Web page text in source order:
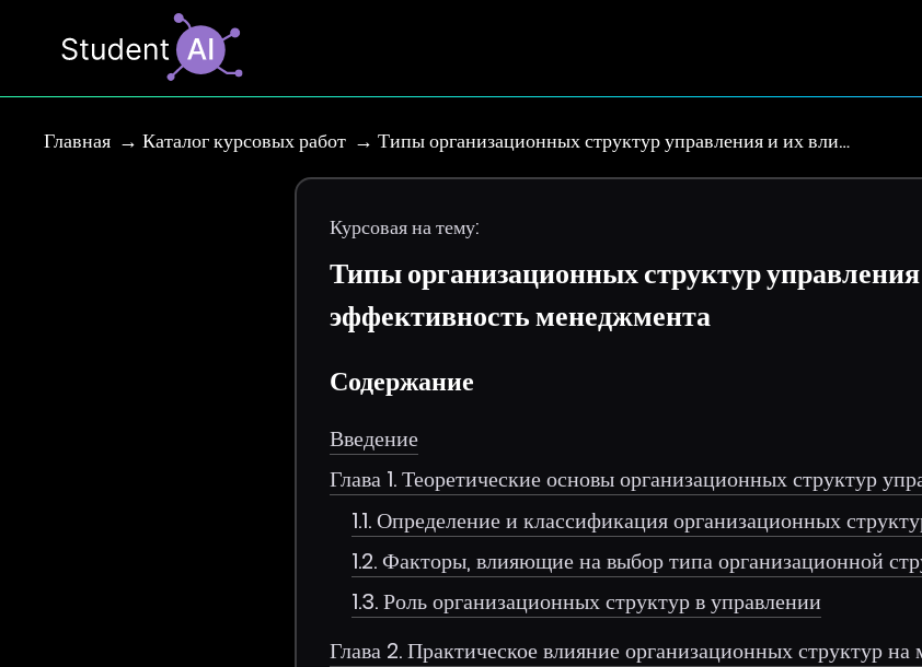
Главная Каталог курсовых работ Типы организационных структур управления и их вли…
Курсовая на тему:
Типы организационных структур
эффективность менеджмента
Содержание
Введение
Глава 1. Теоретические основы организационных структур
1.1. Определение и классификация организационных
1.2. Факторы, влияющие на выбор типа организационной
1.3. Роль организационных структур в управлении
Глава 2. Практическое влияние организационных структур